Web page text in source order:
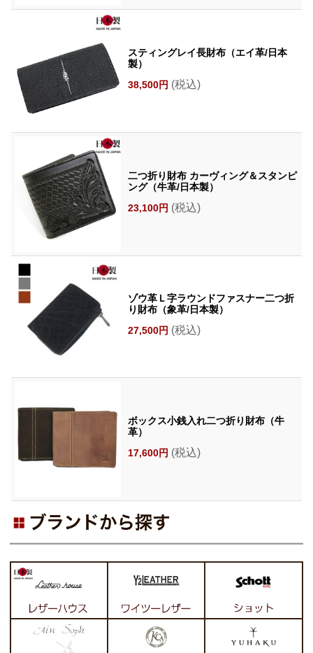
スティングレイ長財布（エイ革/日本
製）
38,500円 (税込)
二つ折り財布 カーヴィング＆スタンピ
ング（牛革/日本製）
23,100円 (税込)
ゾウ革Ｌ字ラウンドファスナー二つ折
り財布（象革/日本製）
27,500円 (税込)
ボックス小銭入れ二つ折り財布（牛
革）
17,600円 (税込)